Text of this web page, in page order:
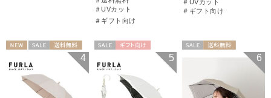
＃UVカット
＃ギフト向け
＃UVカット
＃ギフト向け
送料無料
ギフト向け
4
WOMEN
5 6